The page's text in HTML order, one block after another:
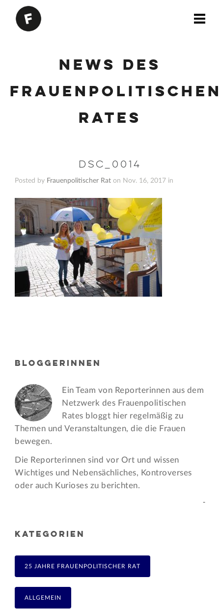
News des
Rates
DSC_0014
Posted by Frauenpolitischer Rat on Nov. 16, 2017 in
BLOGGERINNEN
Ein Team von Reporterinnen aus dem
Netzwerk des Frauen­politischen
Rates bloggt hier regelmäßig zu
Themen und Veran­staltungen, die die Frauen
bewegen.
Die Reporterinnen sind vor Ort und wissen
Wichtiges und Nebensächliches, Kontroverses
oder auch Kurioses zu berichten.
-
KATEGORIEN
25 JAHRE FRAUENPOLITISCHER RAT
ALLGEMEIN